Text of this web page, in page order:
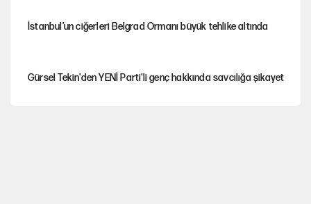
İstanbul’un ciğerleri Belgrad Ormanı büyük tehlike altında
Gürsel Tekin'den YENİ Parti’li genç hakkında savcılığa şikayet